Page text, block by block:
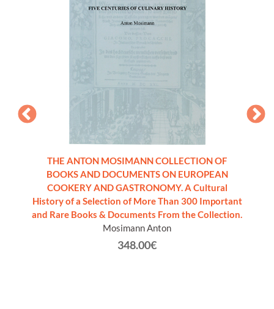
THE ANTON MOSIMANN COLLECTION OF
BOOKS AND DOCUMENTS ON EUROPEAN
COOKERY AND GASTRONOMY. A Cultural
History of a Selection of More Than 300 Important
and Rare Books & Documents From the Collection.
Mosimann Anton
348.00€